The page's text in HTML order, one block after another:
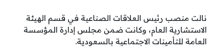
نالت منصب رئيس العلاقات الصناعية في قسم الهيئة
الاستشارية العام، وكانت ضمن مجلس إدارة المؤسسة
العامة للتأمينات الاجتماعية بالسعودية.